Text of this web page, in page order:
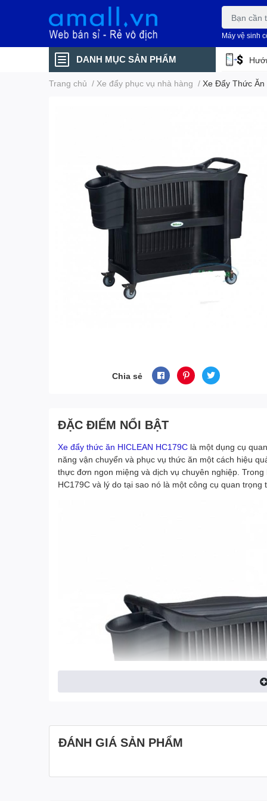
Máy vệ sinh
DANH MỤC SẢN PHẨM
Trang chủ / Xe đẩy phục vụ nhà hàng / Xe Đẩy Thức Ăn
Chia sẻ
ĐẶC ĐIỂM NỔI BẬT
Xe đẩy thức ăn HICLEAN HC179C là một dụng cụ
năng vận chuyển và phục vụ thức ăn một cách hiệu
thực đơn ngon miệng và dịch vụ chuyên nghiệp.
HC179C và lý do tại sao nó là một công cụ quan
ĐÁNH GIÁ SẢN PHẨM